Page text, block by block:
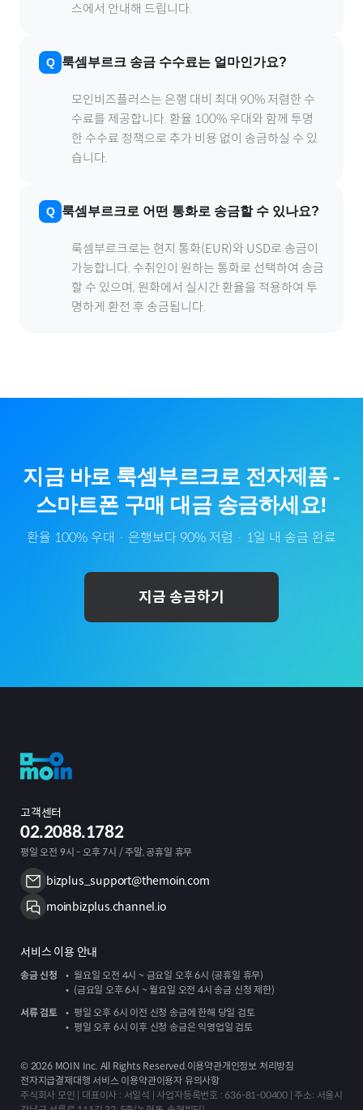
스에서 안내해 드립니다.
룩셈부르크 송금 수수료는 얼마인가요?
모인비즈플러스는 은행 대비 최대 90% 저렴한 수
수료를 제공합니다. 환율 100% 우대와 함께 투명
한 수수료 정책으로 추가 비용 없이 송금하실 수 있
습니다.
룩셈부르크로 어떤 통화로 송금할 수 있나요?
룩셈부르크로는 현지 통화(EUR)와 USD로 송금이
가능합니다. 수취인이 원하는 통화로 선택하여 송금
할 수 있으며, 원화에서 실시간 환율을 적용하여 투
명하게 환전 후 송금됩니다.
지금 바로 룩셈부르크로 전자제품-
스마트폰구매 대금 송금하세요!
환율 100% 우대 · 은행보다 90% 저렴 · 1일 내 송금 완료
지금 송금하기
고객센터
02.2088.1782
평일 오전 9시 - 오후 7시 / 주말, 공휴일 휴무
bizplus_support@themoin.com
moinbizplus.channel.io
서비스 이용 안내
송금 신청
월요일 오전 4시 ~ 금요일 오후 6시 (공휴일 휴무)
(금요일 오후 6시 ~ 월요일 오전 4시 송금 신청 제한)
서류 검토
평일 오후 6시 이전 신청 송금에 한해 당일 검토
평일 오후 6시 이후 신청 송금은 익영업일 검토
© 2026MOIN Inc. All Rights Reserved.이용약관개인정보 처리방침
전자지급결제대행 서비스 이용약관이용자 유의사항
주식회사 모인 | 대표이사 : 서일석 | 사업자등록번호 : 636-81-00400 | 주소: 서울시